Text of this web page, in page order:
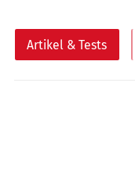
Artikel & Tests